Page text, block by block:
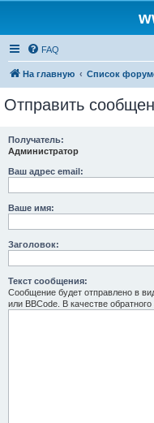
FAQ
На главную Список
Отправить
Получатель:
Администратор
Ваш адрес email:
Ваше имя:
Заголовок:
Текст сообщения:
Сообщение будет отправлено в
или BBCode. В качестве